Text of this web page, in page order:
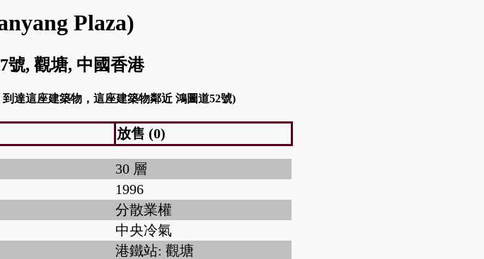
Plaza)
號, 觀塘, 中國香港
達這座建築物，這座建築物鄰近 鴻圖道52號)
放售 (0)
30 層
1996
分散業權
中央冷氣
港鐵站: 觀塘